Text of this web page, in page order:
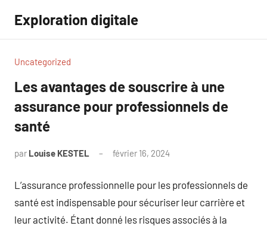
contenu
Exploration digitale
Uncategorized
Les avantages de souscrire à une
assurance pour professionnels de
santé
par Louise KESTEL février 16, 2024
L’assurance professionnelle pour les professionnels de
santé est indispensable pour sécuriser leur carrière et
leur activité. Étant donné les risques associés à la